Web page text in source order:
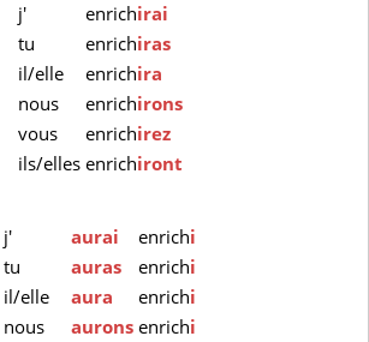
j'
enrichirai
tu
enrichiras
il/elle
enrichira
nous
enrichirons
vous
enrichirez
ils/elles enrichiront
j'
aurai enrichi
tu
auras enrichi
il/elle
aura enrichi
nous
auronsenrichi